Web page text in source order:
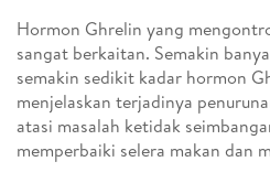
Hormon Ghrelin yang
sangat berkaitan. Semakin
semakin sedikit kadar hormon
menjelaskan terjadinya
atasi masalah ketidak
memperbaiki selera makan dan